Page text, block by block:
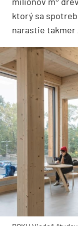
ktorý sa
narastie takmer